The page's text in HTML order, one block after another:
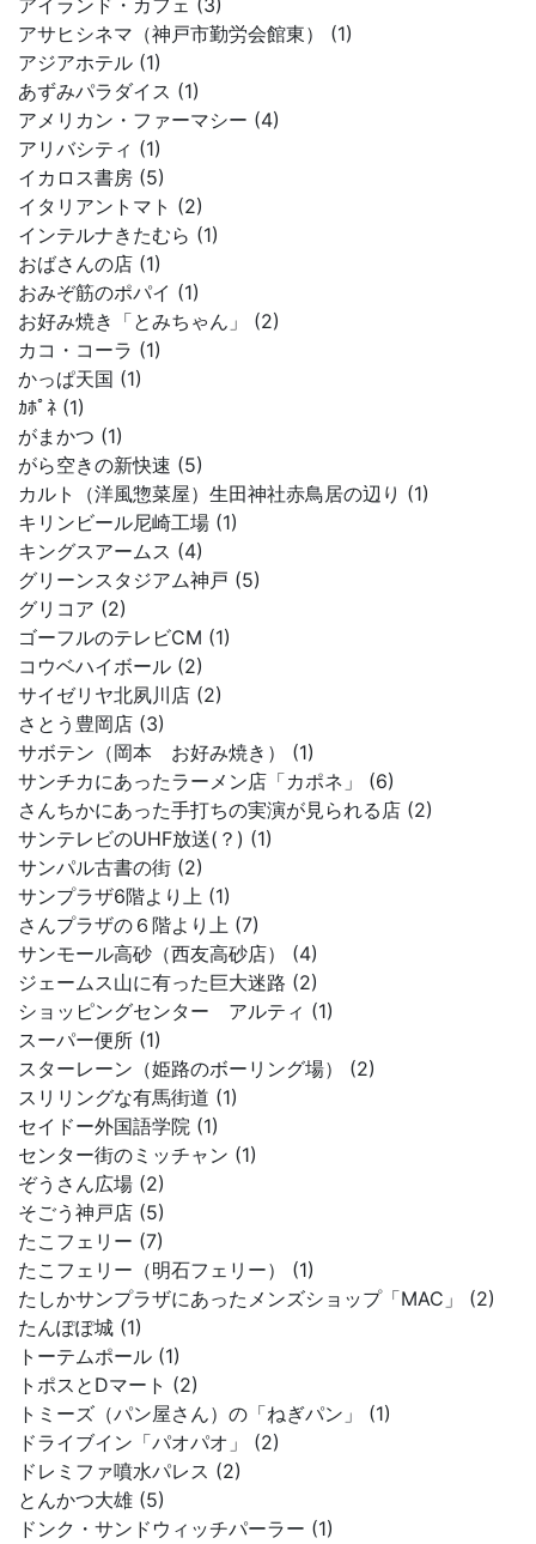
アイランド・カフェ (3)
アサヒシネマ（神戸市勤労会館東） (1)
アジアホテル (1)
あずみパラダイス (1)
アメリカン・ファーマシー (4)
アリバシティ (1)
イカロス書房 (5)
イタリアントマト (2)
インテルナきたむら (1)
おばさんの店 (1)
おみぞ筋のポパイ (1)
お好み焼き「とみちゃん」 (2)
カコ・コーラ (1)
かっぱ天国 (1)
ｶﾎﾟﾈ (1)
がまかつ (1)
がら空きの新快速 (5)
カルト（洋風惣菜屋）生田神社赤鳥居の辺り (1)
キリンビール尼崎工場 (1)
キングスアームス (4)
グリーンスタジアム神戸 (5)
グリコア (2)
ゴーフルのテレビCM (1)
コウベハイボール (2)
サイゼリヤ北夙川店 (2)
さとう豊岡店 (3)
サボテン（岡本 お好み焼き） (1)
サンチカにあったラーメン店「カポネ」 (6)
さんちかにあった手打ちの実演が見られる店 (2)
サンテレビのUHF放送(？) (1)
サンパル古書の街 (2)
サンプラザ6階より上 (1)
さんプラザの６階より上 (7)
サンモール高砂（西友高砂店） (4)
ジェームス山に有った巨大迷路 (2)
ショッピングセンター アルティ (1)
スーパー便所 (1)
スターレーン（姫路のボーリング場） (2)
スリリングな有馬街道 (1)
セイドー外国語学院 (1)
センター街のミッチャン (1)
ぞうさん広場 (2)
そごう神戸店 (5)
たこフェリー (7)
たこフェリー（明石フェリー） (1)
たしかサンプラザにあったメンズショップ「MAC」 (2)
たんぽぽ城 (1)
トーテムポール (1)
トポスとDマート (2)
トミーズ（パン屋さん）の「ねぎパン」 (1)
ドライブイン「パオパオ」 (2)
ドレミファ噴水パレス (2)
とんかつ大雄 (5)
ドンク・サンドウィッチパーラー (1)